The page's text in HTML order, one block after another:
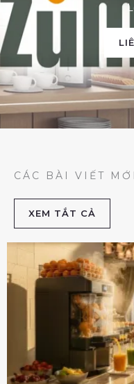
CÁC BÀI VIẾT MỚI
XEM TẮT CẢ